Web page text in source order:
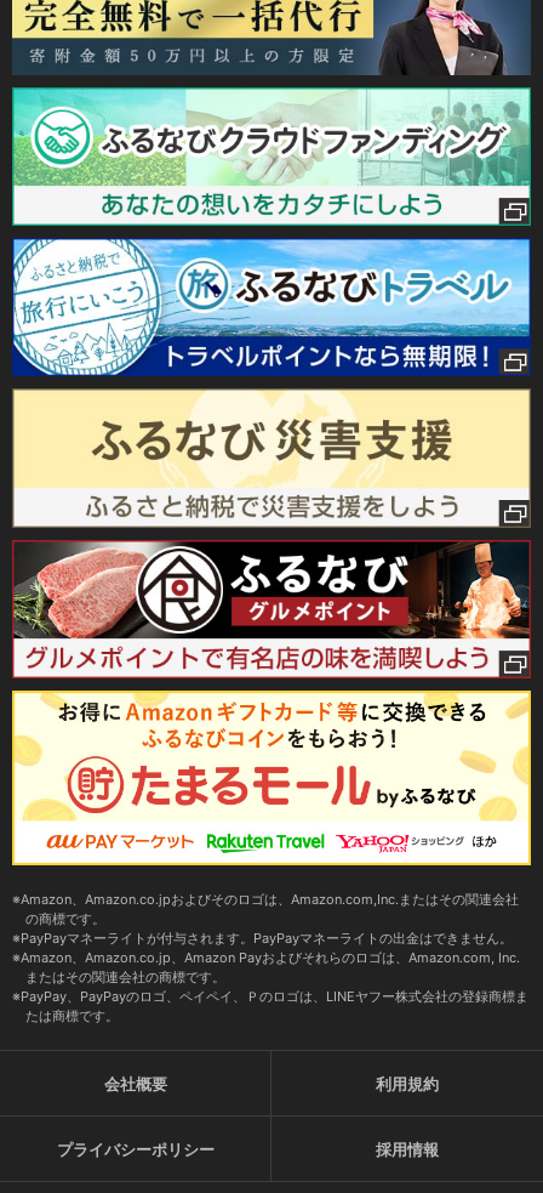
Amazon、Amazon.co.jpおよびそのロゴは、Amazon.com,Inc.またはその関連会社
の商標です。
PayPayマネーライトが付与されます。PayPayマネーライトの出金はできません。
Amazon、Amazon.co.jp、Amazon Payおよびそれらのロゴは、Amazon.com, Inc.
またはその関連会社の商標です。
PayPay、PayPayのロゴ、ペイペイ、Ｐのロゴは、LINEヤフー株式会社の登録商標ま
たは商標です。
会社概要 利用規約
プライバシーポリシー 採用情報